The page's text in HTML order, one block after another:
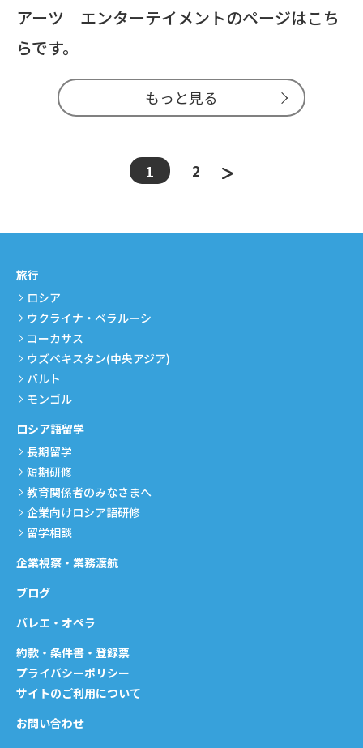
アーツ エンターテイメントのページはこち
らです。
もっと見る
1 2
旅行
ロシア
ウクライナ・ベラルーシ
コーカサス
ウズベキスタン(中央アジア)
バルト
モンゴル
ロシア語留学
長期留学
短期研修
教育関係者のみなさまへ
企業向けロシア語研修
留学相談
企業視察・業務渡航
ブログ
バレエ・オペラ
約款・条件書・登録票
プライバシーポリシー
サイトのご利用について
お問い合わせ